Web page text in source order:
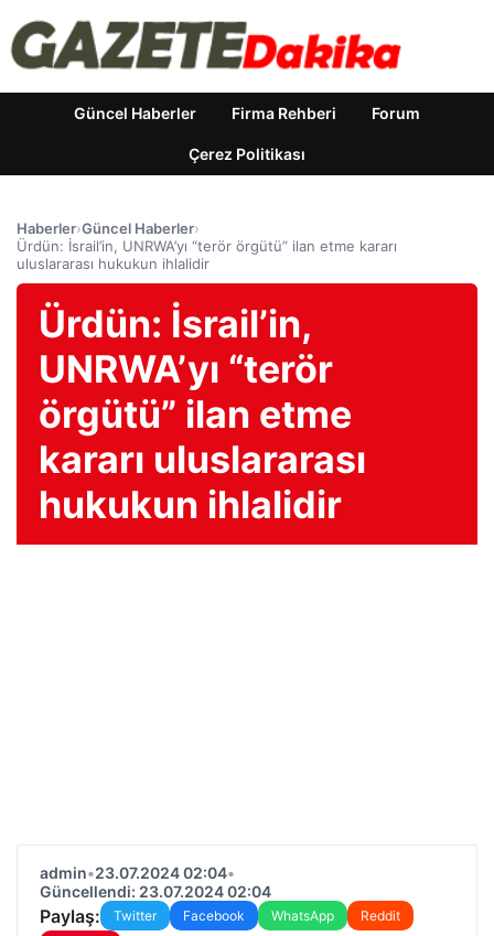
Güncel Haberler Firma Rehberi Forum
Çerez Politikası
Haberler›Güncel Haberler›
Ürdün: İsrail’in, UNRWA’yı “terör örgütü” ilan etme kararı
uluslararası hukukun ihlalidir
Ürdün: İsrail’in,
UNRWA’yı “terör
örgütü” ilan etme
kararı uluslararası
hukukun ihlalidir
admin•23.07.2024 02:04•
Güncellendi: 23.07.2024 02:04
Paylaş: Twitter Facebook WhatsApp
Reddit